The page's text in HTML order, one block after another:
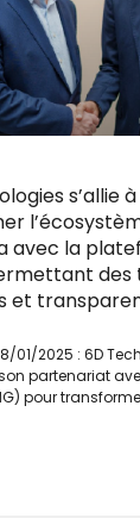
s’allie
avec la
des
et
01/2025 : 6D
partenariat
pour